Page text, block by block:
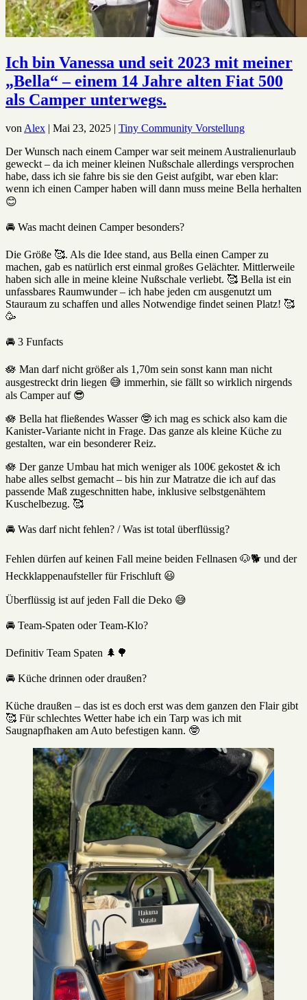
Ich bin Vanessa und seit 2023 mit meiner
„Bella“ – einem 14 Jahre alten Fiat 500
als Camper unterwegs.
vonAlex | Mai 23, 2025 | Tiny Community Vorstellung
Der Wunsch nach einem Camper war seit meinem Australienurlaub
geweckt – da ich meiner kleinen Nußschale allerdings versprochen
habe, dass ich sie fahre bis sie den Geist aufgibt, war eben klar:
wenn ich einen Camper haben will dann muss meine Bella herhalten
😊
🚘 Was macht deinen Camper besonders?
Die Größe 🥰. Als die Idee stand, aus Bella einen Camper zu
machen, gab es natürlich erst einmal großes Gelächter. Mittlerweile
haben sich alle in meine kleine Nußschale verliebt. 🥰 Bella ist ein
unfassbares Raumwunder – ich habe jeden cm ausgenutzt um
Stauraum zu schaffen und alles Notwendige findet seinen Platz! 🥰
🥳
🚘 3 Funfacts
🪷 Man darf nicht größer als 1,70m sein sonst kann man nicht
ausgestreckt drin liegen 😅 immerhin, sie fällt so wirklich nirgends
als Camper auf 😎
🪷 Bella hat fließendes Wasser 🤓 ich mag es schick also kam die
Kanister-Variante nicht in Frage. Das ganze als kleine Küche zu
gestalten, war ein besonderer Reiz.
🪷 Der ganze Umbau hat mich weniger als 100€ gekostet & ich
habe alles selbst gemacht – bis hin zur Matratze die ich auf das
passende Maß zugeschnitten habe, inklusive selbstgenähtem
Kuschelbezug. 🥰
🚘 Was darf nicht fehlen? / Was ist total überflüssig?
Fehlen dürfen auf keinen Fall meine beiden Fellnasen 🐶🐕 und der
Heckklappenaufsteller für Frischluft 😃
Überflüssig ist auf jeden Fall die Deko 😅
🚘 Team-Spaten oder Team-Klo?
Definitiv Team Spaten 🌲🌳
🚘 Küche drinnen oder draußen?
Küche draußen – das ist es doch erst was dem ganzen den Flair gibt
🥰 Für schlechtes Wetter habe ich ein Tarp was ich mit
Saugnapfhaken am Auto befestigen kann. 🤓